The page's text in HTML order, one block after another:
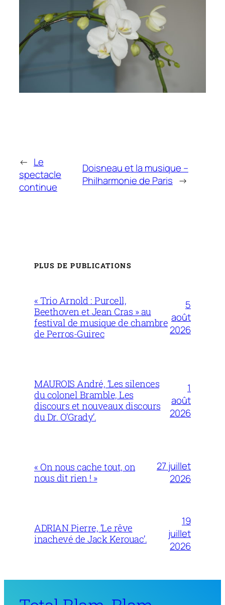
← Le
spectacle
continue
Doisneau et la musique –
Philharmonie de Paris →
PLUS DE PUBLICATIONS
« Trio Arnold : Purcell,
Beethoven et Jean Cras » au
festival de musique de chambre
de Perros-Guirec
5
août
2026
MAUROIS André, ‘Les silences
du colonel Bramble, Les
discours et nouveaux discours
du Dr. O’Grady’.
1
août
2026
« On nous cache tout, on
nous dit rien ! »
27 juillet
2026
ADRIAN Pierre, ‘Le rêve
inachevé de Jack Kerouac’.
19
juillet
2026